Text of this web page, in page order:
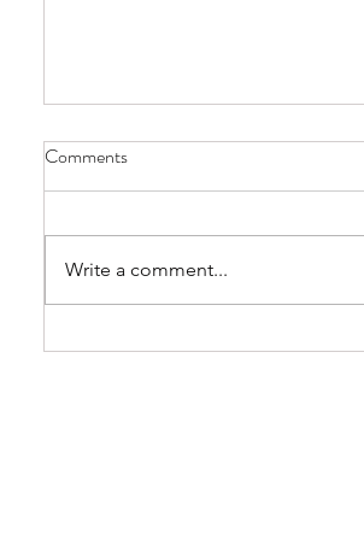
Comments
Write a comment...